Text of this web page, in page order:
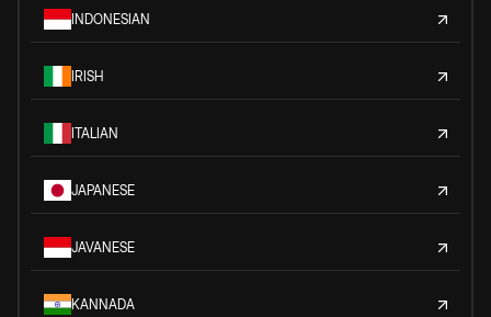
INDONESIAN
IRISH
ITALIAN
JAPANESE
JAVANESE
KANNADA